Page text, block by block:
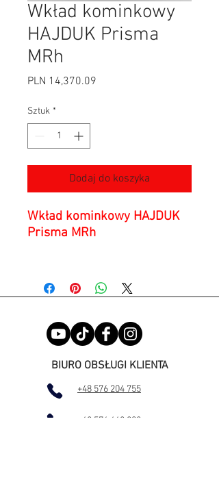
Wkład kominkowy
HAJDUK Prisma
MRh
PLN 14,370.09
Sztuk *
Dodaj do koszyka
Wkład kominkowy HAJDUK
Prisma MRh
pojawiają się także nowoczesne
wkładyPrisma. Są one większe od
mają większą moc. Ich zakres pracy
grzewczej wynosi 8-9.5 kW, a moc
nominalna waha się między 8 kW a
13 kW, w zależności od wybranego
modelu. Staramy się zapewnić
naszym klientom jak największe
BIURO OBSŁUGI KLIENTA
+48 576 204 755
+48 576 448 808